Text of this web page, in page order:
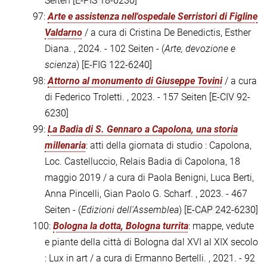
97:Arte e assistenza nell'ospedale Serristori di Figline
Valdarno / a cura di Cristina De Benedictis, Esther
Diana. , 2024. - 102 Seiten - (Arte, devozione e
scienza) [E-FIG 122-6240]
98:Attorno al monumento di Giuseppe Tovini/ a cura
di Federico Troletti. , 2023. - 157 Seiten [E-CIV 92-
6230]
99: La Badia di S. Gennaro a Capolona, una storia
millenaria: atti della giornata di studio : Capolona,
Loc. Castelluccio, Relais Badia di Capolona, 18
maggio 2019 / a cura di Paola Benigni, Luca Berti,
Anna Pincelli, Gian Paolo G. Scharf. , 2023. - 467
Seiten - (Edizioni dell'Assemblea) [E-CAP 242-6230]
100: Bologna la dotta, Bologna turrita: mappe, vedute
e piante della città di Bologna dal XVI al XIX secolo
: Lux in art / a cura di Ermanno Bertelli. , 2021. - 92